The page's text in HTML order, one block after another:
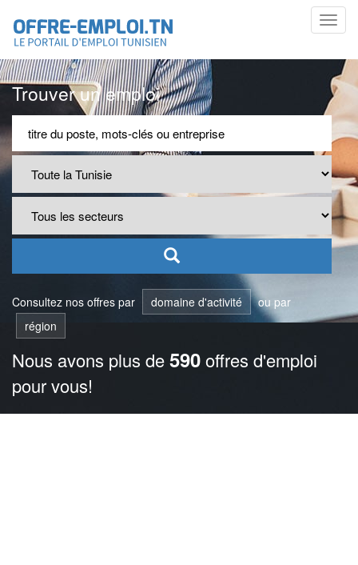
Trouver un emploi
Consultez nos offres par domaine d'activité
ou par
région
Nous avons plus de590offres d'emploi
pour vous!